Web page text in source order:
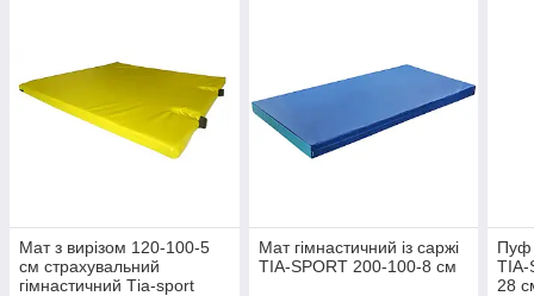
Мат з вирізом 120-100-5
см страхувальний
гімнастичний Тia-sport
Мат гімнастичний із саржі
TIA-SPORT 200-100-8 см
Пуф
TIA-
28